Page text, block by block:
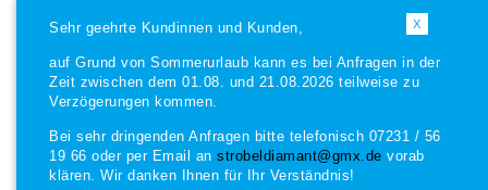
X
Sehr geehrte Kundinnen und Kunden,
auf Grund von Sommerurlaub kann es bei Anfragen in der
Zeit zwischen dem 01.08. und 21.08.2026 teilweise zu
Verzögerungen kommen.
Bei sehr dringenden Anfragen bitte telefonisch 07231 / 56
19 66 oder per Email an strobeldiamant@gmx.de vorab
klären. Wir danken Ihnen für Ihr Verständnis!